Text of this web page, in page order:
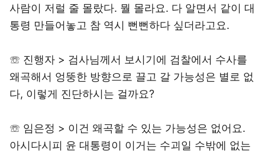
사람이 저럴 줄 몰랐다. 뭘 몰라요. 다 알면서 같이 대
통령 만들어놓고 참 역시 뻔뻔하다 싶더라고요.
☏ 진행자 > 검사님께서 보시기에 검찰에서 수사를
왜곡해서 엉뚱한 방향으로 끌고 갈 가능성은 별로 없
다, 이렇게 진단하시는 걸까요?
☏ 임은정 > 이건 왜곡할 수 있는 가능성은 없어요.
아시다시피 윤 대통령이 이거는 수괴일 수밖에 없는